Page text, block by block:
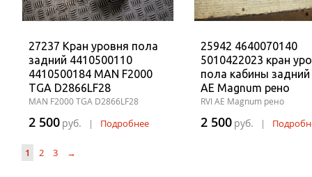
27237 Кран уровня пола
задний 4410500110
4410500184 MAN F2000
TGA D2866LF28
MAN F2000 TGA D2866LF28
2 500 руб. | Подробнее
25942 4640070140
5010422023 кран
пола кабины задний
AE Magnum рено
RVI AE Magnum рено
2 500 руб. |
1 2 3 →